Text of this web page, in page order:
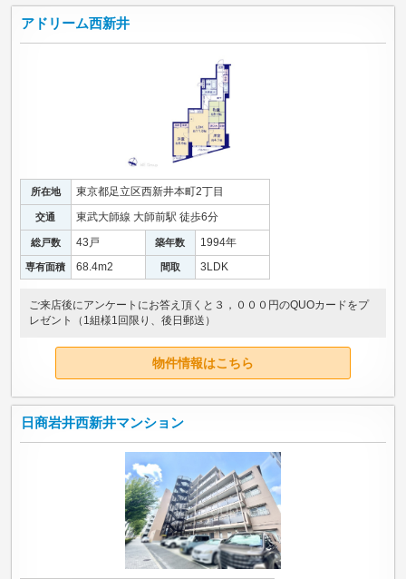
アドリーム西新井
所在地 東京都足立区西新井本町2丁目
交通 東武大師線 大師前駅 徒歩6分
総戸数 43戸 築年数 1994年
専有面積 68.4m2 間取 3LDK
ご来店後にアンケートにお答え頂くと３，０００円のQUOカードをプ
レゼント（1組様1回限り、後日郵送）
物件情報はこちら
日商岩井西新井マンション